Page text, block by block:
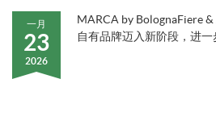
一月
23
2026
MARCA by BolognaFiere
自有品牌迈入新阶段，进